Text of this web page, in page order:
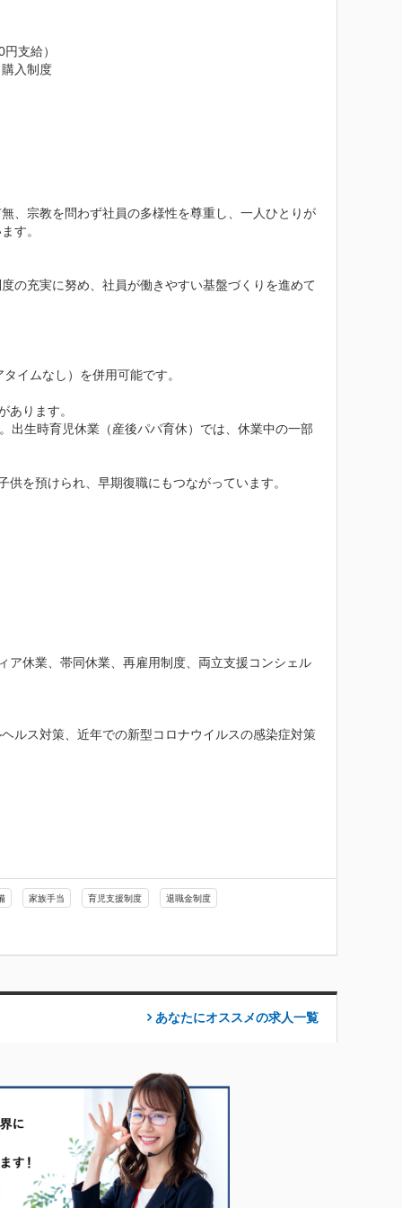
支給）
入制度
、宗教を問わず社員の多様性を尊重し、一人ひとりが
す。
の充実に努め、社員が働きやすい基盤づくりを進めて
イムなし）を併用可能です。
ります。
生時育児休業（産後パパ育休）では、休業中の一部
を預けられ、早期復職にもつながっています。
休業、帯同休業、再雇用制度、両立支援コンシェル
ルス対策、近年での新型コロナウイルスの感染症対策
家族手当 育児支援制度 退職金制度
あなたにオススメの求人一覧